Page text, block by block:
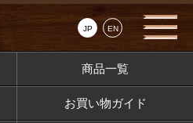
JP EN
商品一覧
お買い物ガイド